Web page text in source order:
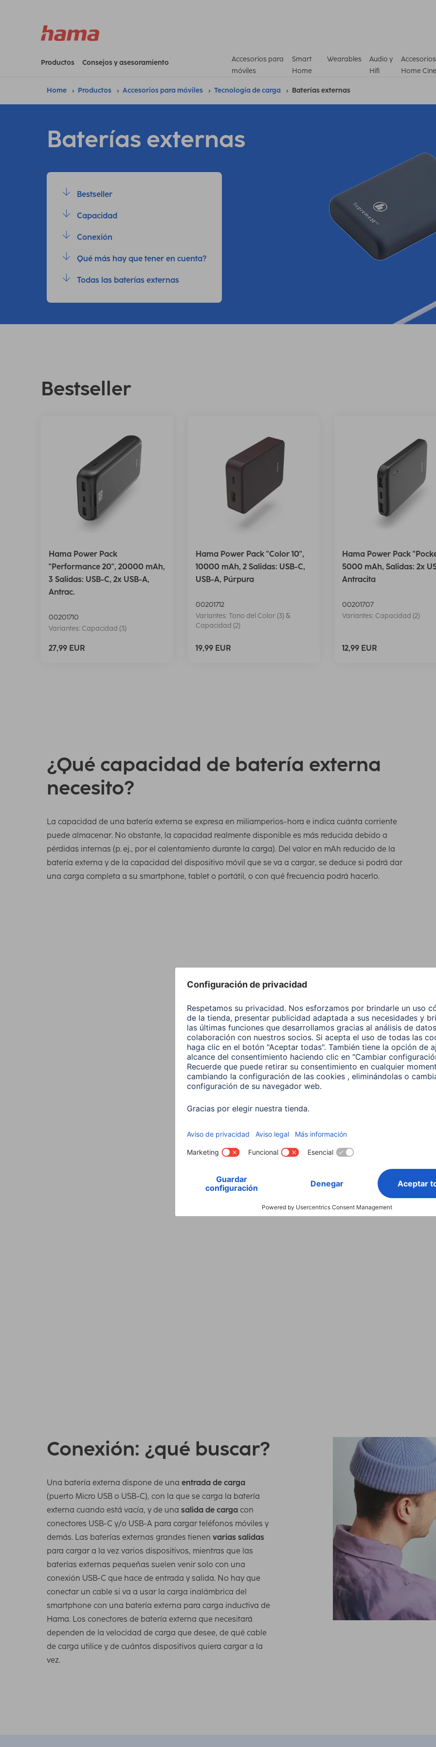
Productos Consejos y asesoramiento
Accesorios para
móviles
Smart
Home
Wearables
Audio y
Hifi
Home
Home Productos Accesorios para móviles Tecnología de carga Baterías externas
Baterías externas
Bestseller
Capacidad
Conexión
Qué más hay que tener en cuenta?
Todas las baterías externas
Bestseller
Hama Power Pack
"Performance 20", 20000 mAh,
3 Salidas: USB-C, 2x USB-A,
Antrac.
00201710
Variantes: Capacidad (3)
27,99 EUR
Hama Power Pack "Color 10",
10000 mAh, 2 Salidas: USB-C,
USB-A, Púrpura
00201712
Variantes: Tono del Color (3) &
Capacidad (2)
19,99 EUR
Hama Power Pack
5000 mAh, Salidas: 2x
Antracita
00201707
Variantes: Capacidad (2)
12,99 EUR
¿Qué capacidad de batería externa
necesito?
La capacidad de una batería externa se expresa en miliamperios-hora e indica cuánta corriente
puede almacenar. No obstante, la capacidad realmente disponible es más reducida debido a
pérdidas internas (p. ej., por el calentamiento durante la carga). Del valor en mAh reducido de la
batería externa y de la capacidad del dispositivo móvil que se va a cargar, se deduce si podrá dar
una carga completa a su smartphone, tablet o portátil, o con qué frecuencia podrá hacerlo.
pequeña, que quepa en cualquier bolsillo de pantalón y esté siempre a mano para una emergencia.
Ver todas las baterías externas de 5000 mAh
Una batería externa de 10 000 mAh basta para aportar una carga completa a su smartphone entre 2
y 4 veces. De este modo, tras cada carga del teléfono móvil no necesitavolver a cargar la batería
. En el caso de muchas tablets y algunos portátiles pequeños, esta capacidad llega para una
única carga. Infórmese en el manual sobre la capacidad de carga de su dispositivo. Las baterías
externas de este tamaño de Hama cuentan con varios puntos de carga, para que pueda, p. ej., cargar
Descubrir todas las baterías externas de 10 000 mAh de Hama
Para poder cargar satisfactoriamente un portátil o una tablet grande (capacidad de carga entre
8000 y 12 000 mAh), se necesita una batería externa de 15 000 mAh de capacidad. Esta también
sabiendo que se puede suministrar corriente al smartphone hasta el viaje de vuelta.
Con una batería externa de esta capacidad se pueden cargar muchos modelos de tablet y portátil al
Conexión: ¿qué buscar?
Una batería externa dispone de una entrada de carga
(puerto Micro USB o USB-C), con la que se carga la batería
externa cuando está vacía, y de una salida de carga con
conectores USB-C y/o USB-A para cargar teléfonos móviles y
demás. Las baterías externas grandes tienen varias salidas
para cargar a la vez varios dispositivos, mientras que las
baterías externas pequeñas suelen venir solo con una
conexión USB-C que hace de entrada y salida. No hay que
conectar un cable si va a usar la carga inalámbrica del
smartphone con una batería externa para carga inductiva de
Hama. Los conectores de batería externa que necesitará
dependen de la velocidad de carga que desee, de qué cable
de carga utilice y de cuántos dispositivos quiera cargar a la
vez.